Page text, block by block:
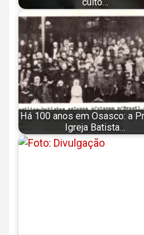
culto…
Há 100 anos em Osasco: a
Igreja Batista…